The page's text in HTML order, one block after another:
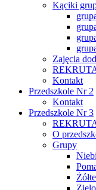
Kąciki
Zajęcia
Kontakt
Przedszkole Nr 2
Kontakt
Przedszkole Nr 3
O
Grupy